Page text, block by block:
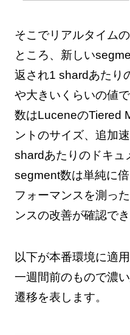
そこでリアルタイム
ところ、新しい
返され1 shardあたり
や大きいくらいの値
数はLuceneのTiered
ントのサイズ、追加
shardあたりのドキュ
segment数は単純に
フォーマンスを測っ
ンスの改善が確認でき
以下が本番環境に適
一週間前のもので濃
遷移を表します。